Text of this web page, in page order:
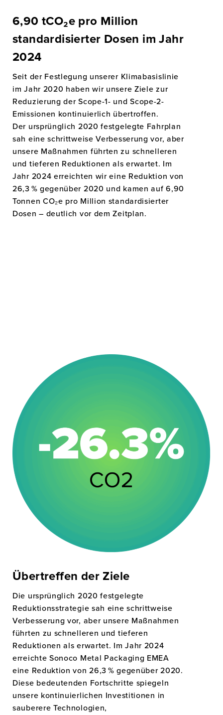
6,90 tCO₂e pro Million
standardisierter Dosen im Jahr
2024
Seit der Festlegung unserer Klimabasislinie
im Jahr 2020 haben wir unsere Ziele zur
Reduzierung der Scope-1- und Scope-2-
Emissionen kontinuierlich übertroffen.
Der ursprünglich 2020 festgelegte Fahrplan
sah eine schrittweise Verbesserung vor, aber
unsere Maßnahmen führten zu schnelleren
und tieferen Reduktionen als erwartet. Im
Jahr 2024 erreichten wir eine Reduktion von
26,3 % gegenüber 2020 und kamen auf 6,90
Tonnen CO₂e pro Million standardisierter
Dosen – deutlich vor dem Zeitplan.
Übertreffen der Ziele
Die ursprünglich 2020 festgelegte
Reduktionsstrategie sah eine schrittweise
Verbesserung vor, aber unsere Maßnahmen
führten zu schnelleren und tieferen
Reduktionen als erwartet. Im Jahr 2024
erreichte Sonoco Metal Packaging EMEA
eine Reduktion von 26,3 % gegenüber 2020.
Diese bedeutenden Fortschritte spiegeln
unsere kontinuierlichen Investitionen in
sauberere Technologien,